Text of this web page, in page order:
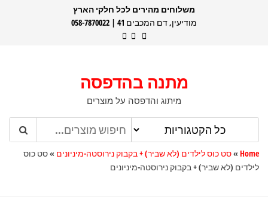
משלוחים מהירים לכל חלקי הארץ
מודיעין, דם המכבים 41 | 058-7870022
מתנה בהדפסה
מיתוג והדפסה על מוצרים
Home
»סט כוס לילדים (לא שביר) + בקבוק נירוסטה-מיניונים »סט כוס
לילדים (לא שביר) + בקבוק נירוסטה-מיניונים